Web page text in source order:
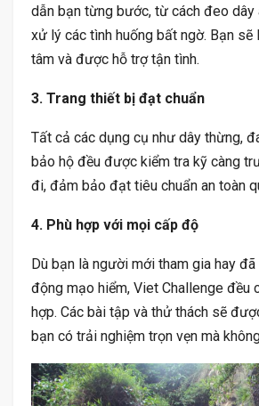
dẫn bạn từng bước, từ cách đeo dây
xử lý các tình huống bất ngờ. Bạn sẽ
tâm và được hỗ trợ tận tình.
3. Trang thiết bị đạt chuẩn
Tất cả các dụng cụ như dây thừng,
bảo hộ đều được kiểm tra kỹ càng
đi, đảm bảo đạt tiêu chuẩn an toàn
4. Phù hợp với mọi cấp độ
Dù bạn là người mới tham gia hay
động mạo hiểm, Viet Challenge đều
hợp. Các bài tập và thử thách sẽ
bạn có trải nghiệm trọn vẹn mà